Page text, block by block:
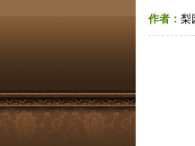
作者： 梨